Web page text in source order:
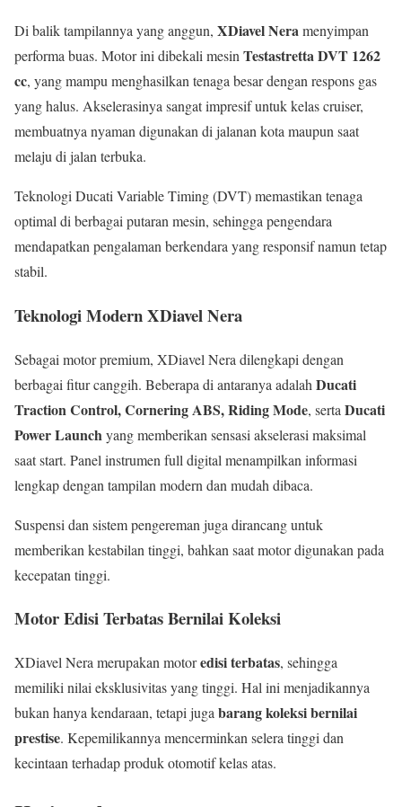
Di balik tampilannya yang anggun, XDiavel Neramenyimpan
performa buas. Motor ini dibekali mesinTestastretta DVT 1262
cc, yang mampu menghasilkan tenaga besar dengan respons gas
yang halus. Akselerasinya sangat impresif untuk kelas cruiser,
membuatnya nyaman digunakan di jalanan kota maupun saat
melaju di jalan terbuka.
Teknologi Ducati Variable Timing (DVT) memastikan tenaga
optimal di berbagai putaran mesin, sehingga pengendara
mendapatkan pengalaman berkendara yang responsif namun tetap
stabil.
Teknologi Modern XDiavel Nera
Sebagai motor premium, XDiavel Nera dilengkapi dengan
berbagai fitur canggih. Beberapa di antaranya adalah Ducati
Traction Control, Cornering ABS, Riding Mode, serta Ducati
Power Launchyang memberikan sensasi akselerasi maksimal
saat start. Panel instrumen full digital menampilkan informasi
lengkap dengan tampilan modern dan mudah dibaca.
Suspensi dan sistem pengereman juga dirancang untuk
memberikan kestabilan tinggi, bahkan saat motor digunakan pada
kecepatan tinggi.
Motor Edisi Terbatas Bernilai Koleksi
XDiavel Nera merupakan motoredisi terbatas, sehingga
memiliki nilai eksklusivitas yang tinggi. Hal ini menjadikannya
bukan hanya kendaraan, tetapi juga barang koleksi bernilai
prestise. Kepemilikannya mencerminkan selera tinggi dan
kecintaan terhadap produk otomotif kelas atas.